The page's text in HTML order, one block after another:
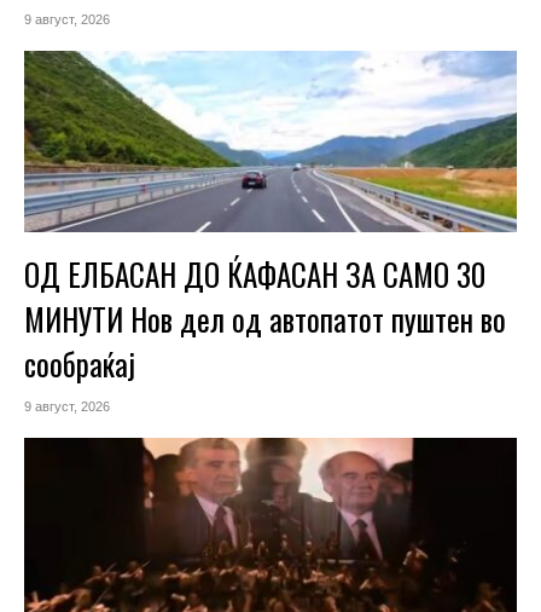
9 август, 2026
ОД ЕЛБАСАН ДО ЌАФАСАН ЗА САМО 30
МИНУТИ Нов дел од автопатот пуштен во
сообраќај
9 август, 2026